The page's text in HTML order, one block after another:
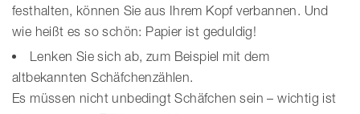
festhalten, können Sie aus Ihrem Kopf verbannen. Und
wie heißt es so schön: Papier ist geduldig!
Lenken Sie sich ab, zum Beispiel mit dem
altbekannten Schäfchenzählen.
Es müssen nicht unbedingt Schäfchen sein – wichtig ist